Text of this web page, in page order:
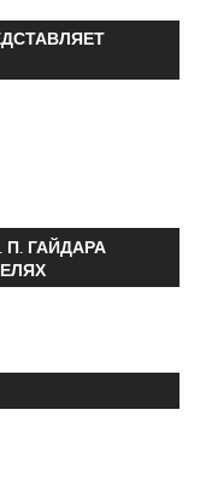
ГАЙДАРА